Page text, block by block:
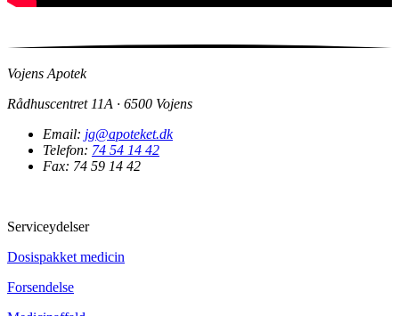
Vojens Apotek
Rådhuscentret 11A · 6500 Vojens
Email: jg@apoteket.dk
Telefon: 74 54 14 42
Fax: 74 59 14 42
Serviceydelser
Dosispakket medicin
Forsendelse